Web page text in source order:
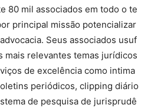
80 mil associados em todo o te
principal missão potencializar
Seus associados usuf
mais relevantes temas jurídicos
de excelência como intima
periódicos, clipping diário
de pesquisa de jurisprudê